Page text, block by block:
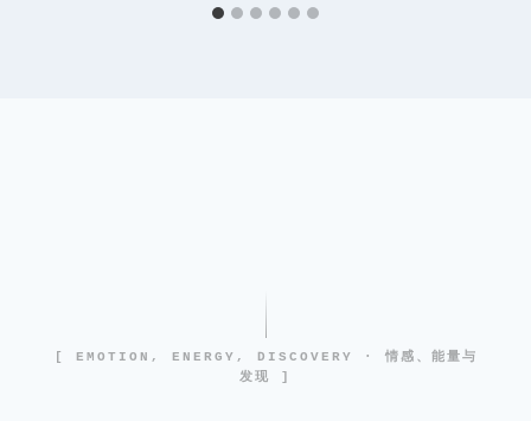
[ EMOTION, ENERGY, DISCOVERY · 情感、能量与
发现 ]